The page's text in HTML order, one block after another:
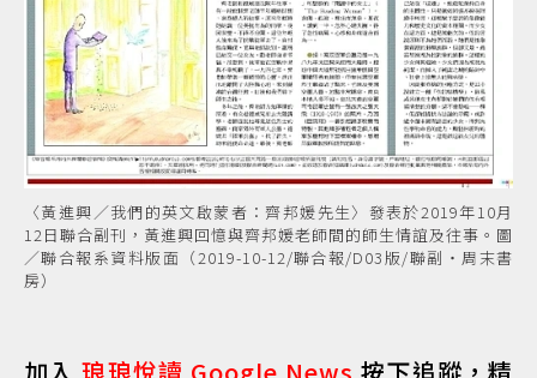
〈黃進興／我們的英文啟蒙者：齊邦媛先生〉發表於2019年10月
12日聯合副刊，黃進興回憶與齊邦媛老師間的師生情誼及往事。圖
／聯合報系資料版面（2019-10-12/聯合報/D03版/聯副‧周末書
房）